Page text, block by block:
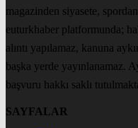
magazinden siyasete,
euturkhaber platformunda;
alıntı yapılamaz, kanuna
başka yerde yayınlanamaz.
başvuru hakkı saklı
SAYFALAR